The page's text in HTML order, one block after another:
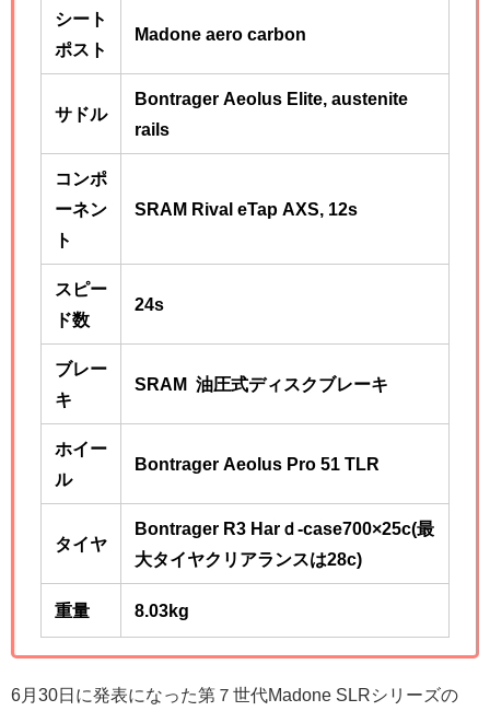
シート
ポスト
Madone aero carbon
サドル
Bontrager Aeolus Elite, austenite
rails
コンポ
ーネン
ト
SRAM Rival eTap AXS, 12s
スピー
ド数
24s
ブレー
キ
SRAM 油圧式ディスクブレーキ
ホイー
ル
Bontrager Aeolus Pro 51 TLR
タイヤ
Bontrager R3 Harｄ-case700×25c(最
大タイヤクリアランスは28c)
重量 8.03kg
6月30日に発表になった第７世代Madone SLRシリーズの